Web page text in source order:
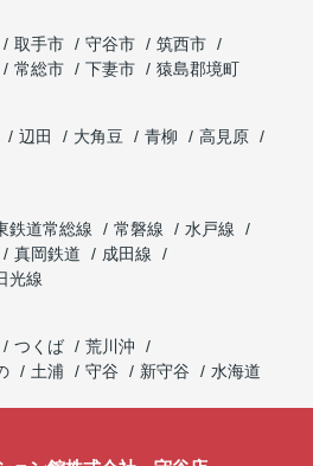
取手市 守谷市
筑西市
常総市 下妻市
猿島郡境町
辺田 大角豆 青柳
高見原
鉄道常総線 常磐線
水戸線
真岡鉄道
成田線
光線
つくば
荒川沖
土浦 守谷 新守谷 水海道